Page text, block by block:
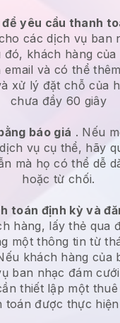
yêu cầu thanh
cácdịch vụ ban
đó, khách hàng
email và có thể
xử lý đặt chỗ của
chưa đầy 60 giây
báo giá . Nếu
vụ cụ thể, hãy
mà họ có thể dễ
hoặc từ chối.
toán định kỳ và
hàng, lấy thẻ qua
một thông tin từ
khách hàng của
ban nhạc đám
thiết lập một
toán được thực